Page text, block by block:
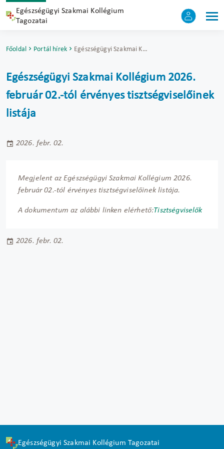
Egészségügyi Szakmai Kollégium
Tagozatai
Főoldal Portál hírek Egészségügyi Szakmai Kollégium 2026. február 02.-tól érvényes tisztségviselőinek listája
Egészségügyi Szakmai Kollégium 2026.
február 02.-tól érvényes tisztségviselőinek
listája
2026. febr. 02.
Megjelent az Egészségügyi Szakmai Kollégium 2026.
február 02.-tól érvényes tisztségviselőinek listája.
A dokumentum az alábbi linken elérhető:Tisztségviselők
2026. febr. 02.
Egészségügyi Szakmai Kollégium Tagozatai